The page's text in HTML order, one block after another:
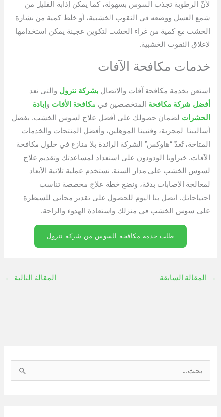
لأنّ الرطوبة تجذب السوس بسهولة، كما يمكن إذابة القليل من
شمع العسل ووضعه في الثقوب الخشبية، أو خلط كمية من نشارة
الخشب مع كمية من غراء الخشب لتكوين عجينة يمكن استخدامها
لإغلاق الثقوب الخشبية.
خدمات مكافحة الآفات
استعن بخدمة مكافحة آفات والاتصالبشركة نترول والتى تعد
أفضل شركة مكافحة المتخصصين في مكافحة الأفات و إبادة
الحشرات لضمان حصولك على أفضل علاج لسوس الخشب. بفضل
أساليبنا المجربة، وفنيينا المؤهلين، وأفضل المنتجات والخدمات
المتاحة، تُعدّ “هاوكس” الشركة الرائدة بلا منازع في حلول مكافحة
الآفات. خبراؤنا الودودون على استعداد لمساعدتك وتقديم علاج
لسوس الخشب على مدار السنة. نستخدم عملية ثلاثية الأبعاد
لمعالجة الإصابات بدقة، ونضع خطة علاج مخصصة تناسب
احتياجاتك. اتصل بنا اليوم للحصول على تقدير مجاني للسيطرة
على سوس الخشب في منزلك واستعادة الهدوء والراحة.
طلب خدمة مكافحة السوس من شركة نترول
→ المقالة السابقة المقالة التالية ←